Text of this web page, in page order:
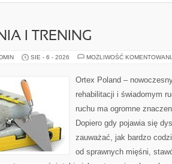
I TRENING
SIE - 6 - 2026 MOŻLIWOŚĆ
Ortex Poland –
rehabilitacji i świadomym
ruchu ma ogromne
Dopiero gdy pojawia się
zauważać, jak bardzo
od sprawnych mięśni,